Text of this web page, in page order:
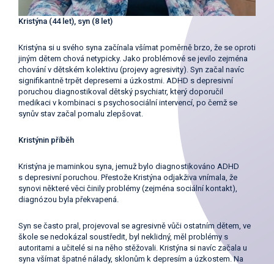
Kristýna (44 let), syn (8 let)
Kristýna si u svého syna začínala všímat poměrně brzo, že se oproti
jiným dětem chová netypicky. Jako problémové se jevilo zejména
chování v dětském kolektivu (projevy agresivity). Syn začal navíc
signifikantně trpět depresemi a úzkostmi. ADHD s depresivní
poruchou diagnostikoval dětský psychiatr, který doporučil
medikaci v kombinaci s psychosociální intervencí, po čemž se
synův stav začal pomalu zlepšovat.
Kristýnin příběh
Kristýna je maminkou syna, jemuž bylo diagnostikováno ADHD
s depresivní poruchou. Přestože Kristýna odjakživa vnímala, že
synovi některé věci činily problémy (zejména sociální kontakt),
diagnózou byla překvapená.
Syn se často pral, projevoval se agresivně vůči ostatním dětem, ve
škole se nedokázal soustředit, byl neklidný, měl problémy s
autoritami a učitelé si na něho stěžovali. Kristýna si navíc začala u
syna všímat špatné nálady, sklonům k depresím a úzkostem. Na